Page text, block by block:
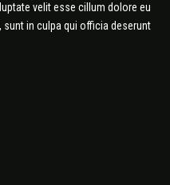
velit esse cillum dolore eu
in culpa qui officia deserunt